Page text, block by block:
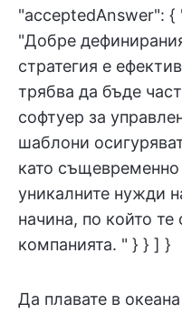
"acceptedAnswer": {
"Добре
стратегия е
трябва да бъде
софтуер за
шаблони
като
уникалните нужди
начина, по който те
компанията. " } } ] }
Да плавате в